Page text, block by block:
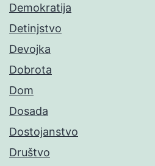
Demokratija
Detinjstvo
Devojka
Dobrota
Dom
Dosada
Dostojanstvo
Društvo